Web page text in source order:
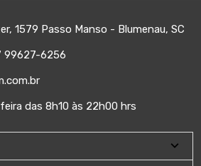
1579 Passo Manso - Blumenau, SC
99627-6256
das 8h10 às 22h00 hrs